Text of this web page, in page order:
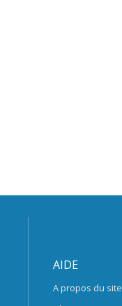
AIDE
A propos du site